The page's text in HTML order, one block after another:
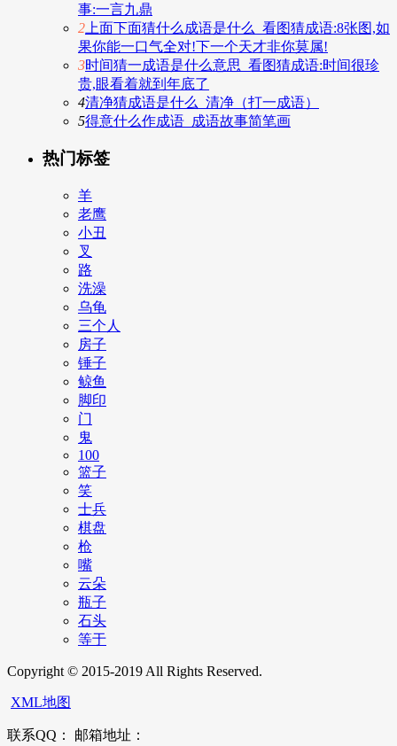
事:一言九鼎
2 上面下面猜什么成语是什么_看图猜成语:8张图,如
果你能一口气全对!下一个天才非你莫属!
3时间猜一成语是什么意思_看图猜成语:时间很珍
贵,眼看着就到年底了
4清净猜成语是什么_清净（打一成语）
5得意什么作成语_成语故事简笔画
热门标签
羊
老鹰
小丑
叉
路
洗澡
乌龟
三个人
房子
锤子
鲸鱼
脚印
门
鬼
100
篮子
笑
士兵
棋盘
枪
嘴
云朵
瓶子
石头
等于
Copyright © 2015-2019 All Rights Reserved.
XML地图
联系QQ： 邮箱地址：